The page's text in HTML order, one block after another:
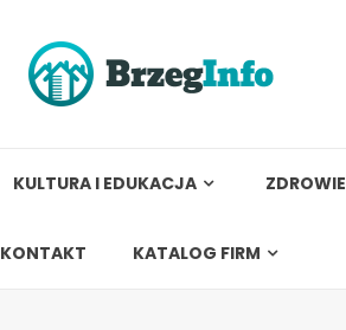
KULTURA I EDUKACJA ZDROWIE
KONTAKT KATALOG FIRM